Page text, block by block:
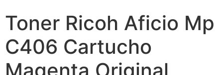
Toner Ricoh Aficio Mp
C406 Cartucho